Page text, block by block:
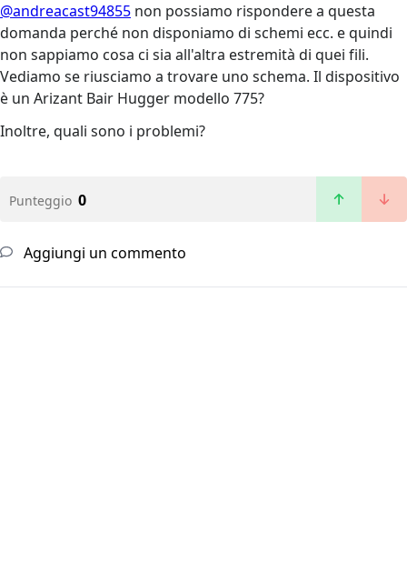
@andreacast94855 non possiamo rispondere a questa
domanda perché non disponiamo di schemi ecc. e quindi
non sappiamo cosa ci sia all'altra estremità di quei fili.
Vediamo se riusciamo a trovare uno schema. Il dispositivo
è un Arizant Bair Hugger modello 775?
Inoltre, quali sono i problemi?
Punteggio 0
Aggiungi un commento